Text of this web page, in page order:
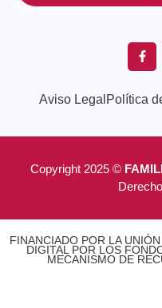
Aviso Legal Política
Copyright 2025 ©
FINANCIADO POR LA
DIGITAL POR LOS
MECANISMO DE